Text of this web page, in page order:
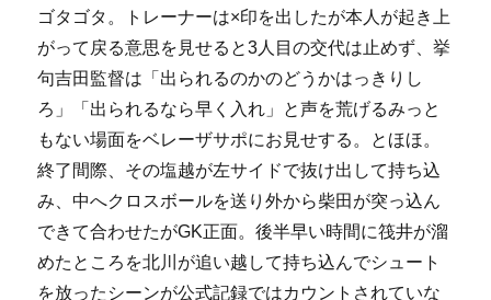
ゴタゴタ。トレーナーは×印を出したが本人が起き上
がって戻る意思を見せると3人目の交代は止めず、挙
句吉田監督は「出られるのかのどうかはっきりし
ろ」「出られるなら早く入れ」と声を荒げるみっと
もない場面をベレーザサポにお見せする。とほほ。
終了間際、その塩越が左サイドで抜け出して持ち込
み、中へクロスボールを送り外から柴田が突っ込ん
できて合わせたがGK正面。後半早い時間に筏井が溜
めたところを北川が追い越して持ち込んでシュート
を放ったシーンが公式記録ではカウントされていな